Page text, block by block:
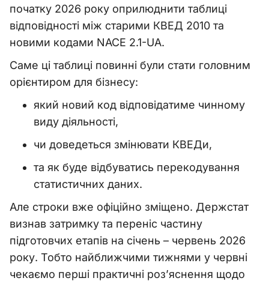
початку 2026 року оприлюднити таблиці
відповідності між старими КВЕД 2010 та
новими кодами NACE 2.1-UA.
Саме ці таблиці повинні були стати головним
орієнтиром для бізнесу:
який новий код відповідатиме чинному
виду діяльності,
чи доведеться змінювати КВЕДи,
та як буде відбуватись перекодування
статистичних даних.
Але строки вже офіційно зміщено. Держстат
визнав затримку та переніс частину
підготовчих етапів на січень – червень 2026
року. Тобто найближчими тижнями у червні
чекаємо перші практичні роз’яснення щодо